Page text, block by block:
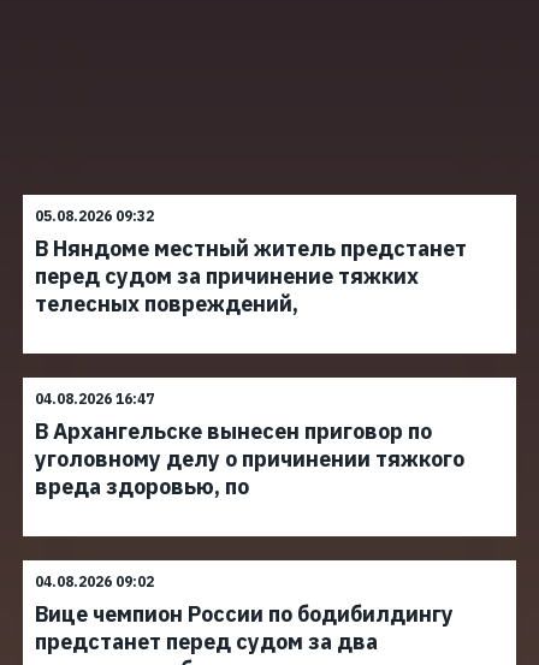
05.08.2026 09:32
В Няндоме местный житель предстанет
перед судом за причинение тяжких
телесных повреждений,
04.08.2026 16:47
В Архангельске вынесен приговор по
уголовному делу о причинении тяжкого
вреда здоровью, по
04.08.2026 09:02
Вице чемпион России по бодибилдингу
предстанет перед судом за два